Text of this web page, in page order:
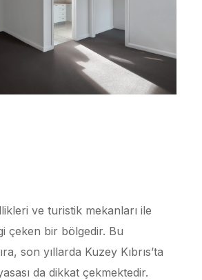
ve turistik mekanları ile
çeken bir bölgedir. Bu
son yıllarda Kuzey Kıbrıs’ta
da dikkat çekmektedir.